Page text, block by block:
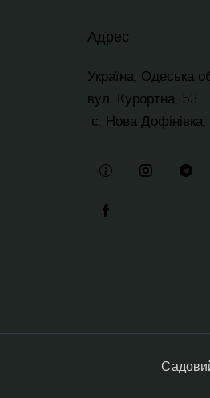
Адрес
Україна, Одеська
вул. Курортна, 53
с. Нова